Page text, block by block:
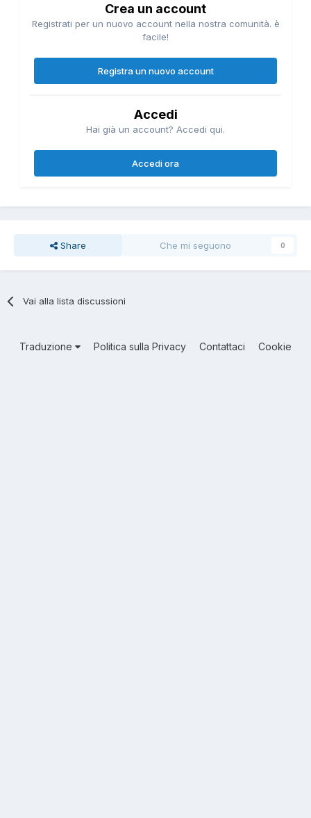
Crea un account
Registrati per un nuovo account nella nostra comunità. è
facile!
Registra un nuovo account
Accedi
Hai già un account? Accedi qui.
Accedi ora
Share Che mi seguono 0
Vai alla lista discussioni
Traduzione Politica sulla Privacy Contattaci Cookie